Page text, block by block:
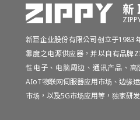
新巨企业股份有限公司创立于1983
靠度之电源供应器，并以自有品牌
性电子、电脑周边、通讯产品、
AIoT物联网伺服器应用市场、边缘
市场，以及5G市场应用等，独家研